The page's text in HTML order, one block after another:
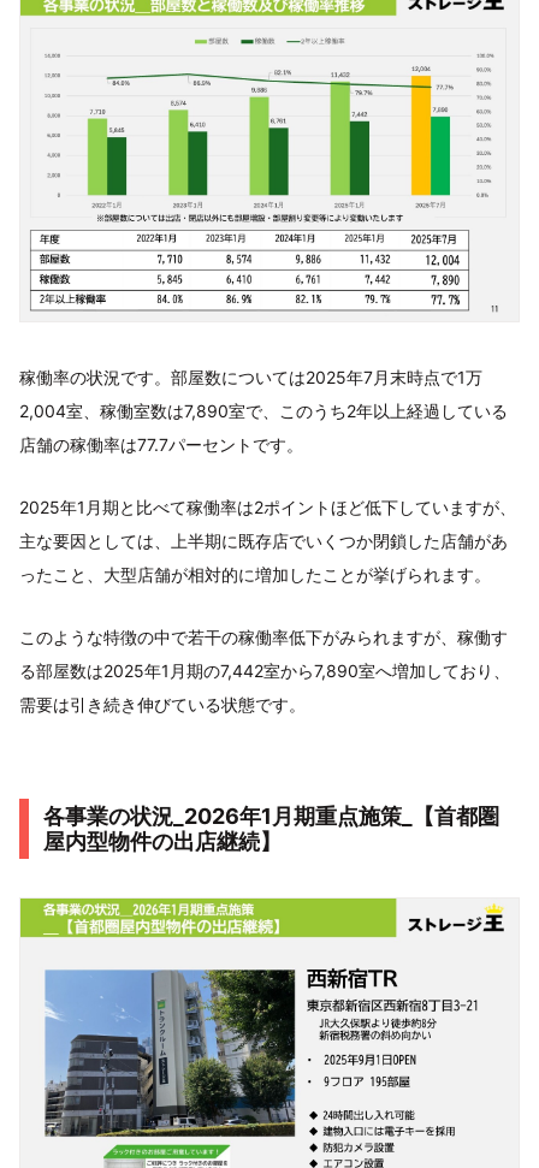
稼働率の状況です。部屋数については2025年7月末時点で1万
2,004室、稼働室数は7,890室で、このうち2年以上経過している
店舗の稼働率は77.7パーセントです。
2025年1月期と比べて稼働率は2ポイントほど低下していますが、
主な要因としては、上半期に既存店でいくつか閉鎖した店舗があ
ったこと、大型店舗が相対的に増加したことが挙げられます。
このような特徴の中で若干の稼働率低下がみられますが、稼働す
る部屋数は2025年1月期の7,442室から7,890室へ増加しており、
需要は引き続き伸びている状態です。
各事業の状況_2026年1月期重点施策_【首都圏
屋内型物件の出店継続】